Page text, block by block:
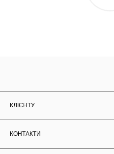
КЛІЄНТУ
КОНТАКТИ